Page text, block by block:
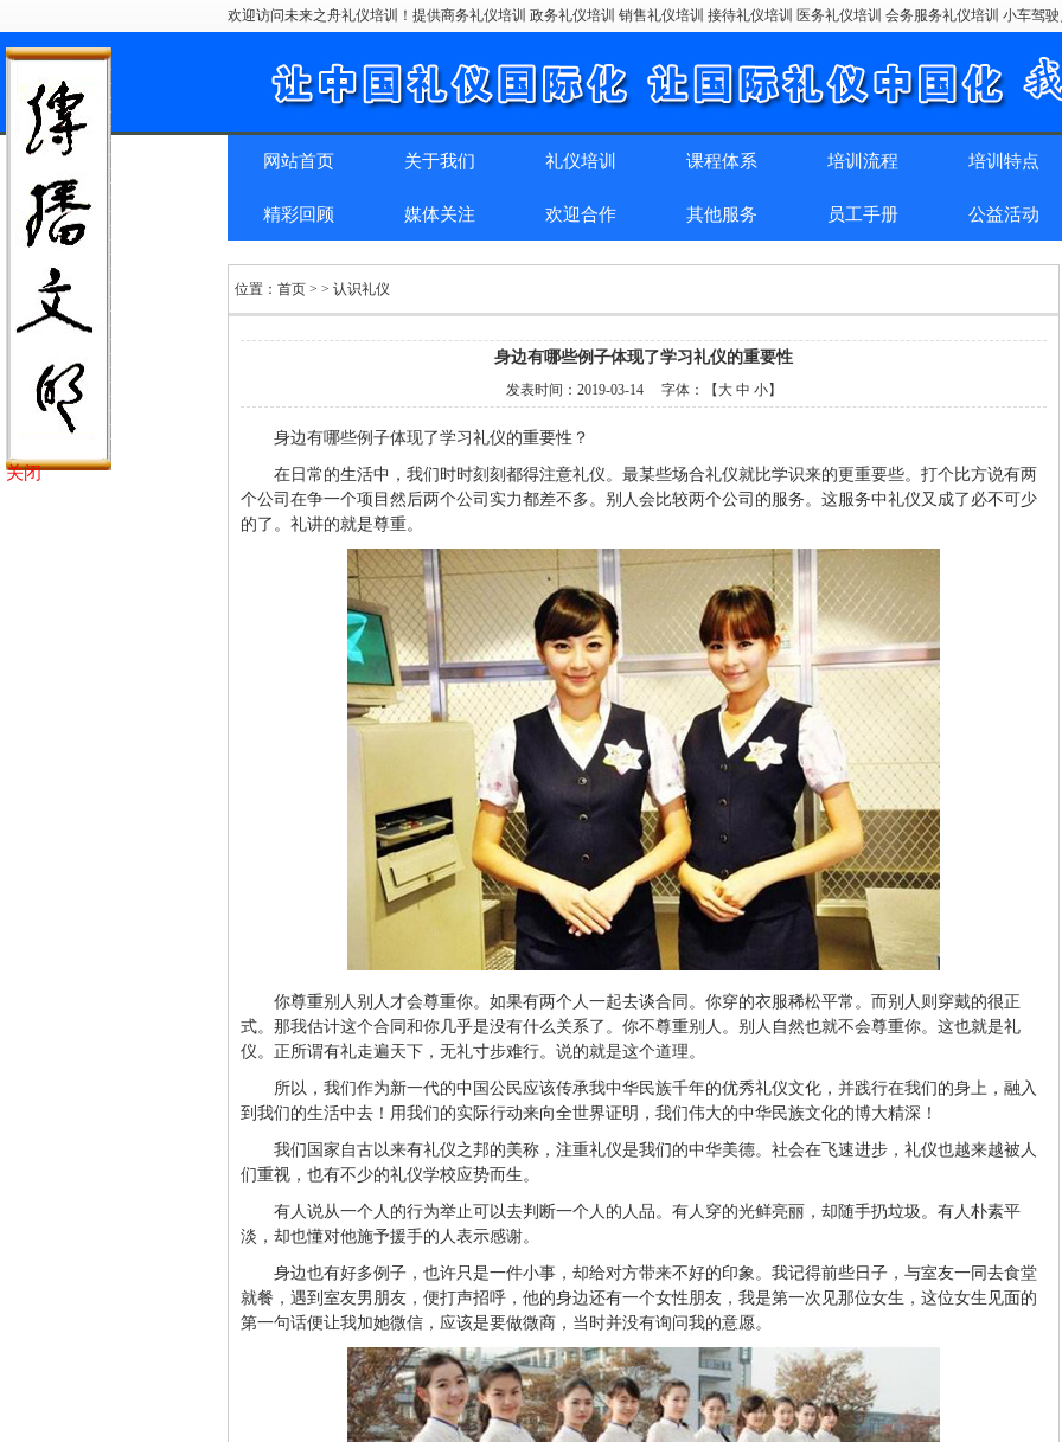
欢迎访问未来之舟礼仪培训！提供商务礼仪培训 政务礼仪培训 销售礼仪培训 接待礼仪培训 医务礼仪培训 会务服务礼仪培训 小车驾
网站首页 关于我们 礼仪培训 课程体系 培训流程 培训特点
精彩回顾 媒体关注 欢迎合作 其他服务 员工手册 公益活动
位置： 首页 > > 认识礼仪
身边有哪些例子体现了学习礼仪的重要性
发表时间： 2019-03-14 字体：【 大 中 小】
身边有哪些例子体现了学习礼仪的重要性？
在日常的生活中，我们时时刻刻都得注意礼仪。最某些场合礼仪就比学识来的更重要些。打个比方说有两
个公司在争一个项目然后两个公司实力都差不多。别人会比较两个公司的服务。这服务中礼仪又成了必不可少
的了。礼讲的就是尊重。
你尊重别人别人才会尊重你。如果有两个人一起去谈合同。你穿的衣服稀松平常。而别人则穿戴的很正
式。那我估计这个合同和你几乎是没有什么关系了。你不尊重别人。别人自然也就不会尊重你。这也就是礼
仪。正所谓有礼走遍天下，无礼寸步难行。说的就是这个道理。
所以，我们作为新一代的中国公民应该传承我中华民族千年的优秀礼仪文化，并践行在我们的身上，融入
到我们的生活中去！用我们的实际行动来向全世界证明，我们伟大的中华民族文化的博大精深！
我们国家自古以来有礼仪之邦的美称，注重礼仪是我们的中华美德。社会在飞速进步，礼仪也越来越被人
们重视，也有不少的礼仪学校应势而生。
有人说从一个人的行为举止可以去判断一个人的人品。有人穿的光鲜亮丽，却随手扔垃圾。有人朴素平
淡，却也懂对他施予援手的人表示感谢。
身边也有好多例子，也许只是一件小事，却给对方带来不好的印象。我记得前些日子，与室友一同去食堂
就餐，遇到室友男朋友，便打声招呼，他的身边还有一个女性朋友，我是第一次见那位女生，这位女生见面的
第一句话便让我加她微信，应该是要做微商，当时并没有询问我的意愿。
关闭